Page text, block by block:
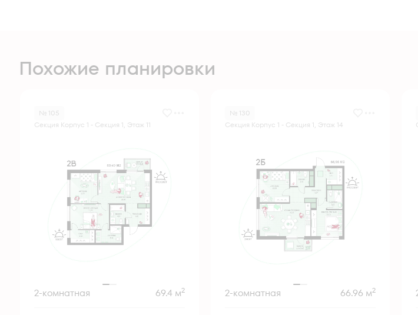
Похожие планировки
№ 105
Секция Корпус 1 - Секция 1, Этаж 11
2-комнатная 69.4 м2
№ 130
Секция Корпус 1 - Секция 1, Этаж 14
2-комнатная 66.96 м2